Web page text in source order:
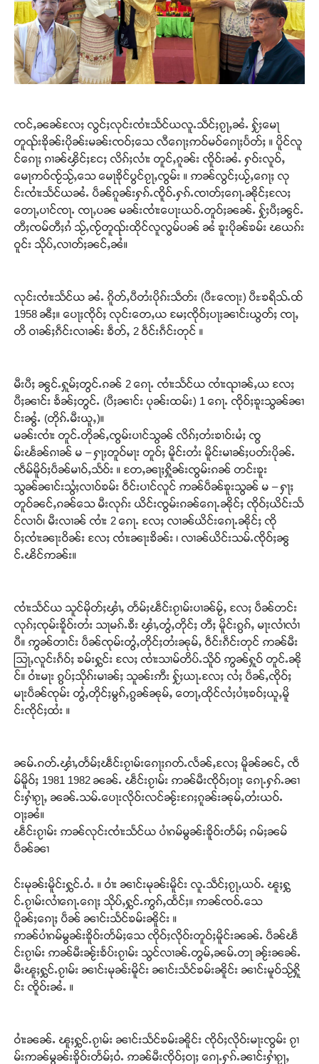
ၸင်ႇၼၼ်လႄႈ လွင်ႈလုင်းၸၢႆးသႅင်ယလူႉသဵင်ႈၵႂႃႇၼႆႉ ႁႂ်ႈမေႃ
တူၺ်းၶိုၼ်းပိုၼ်းမၼ်းၸဝ်ႈသေ လီၵေႃႈဢဝ်မဝ်ၵေႃႈပႅတ်ႈ ။ ပိူင်လူ
င်ၵေႃႈ ၵၢၼ်ၾိင်ႈငႄႈ လိၵ်ႈလၢႆး တူင်ႇၵူၼ်း ၸိူဝ်းၼႆႉ ႁဝ်းလူဝ်ႇ
မေႃဢဝ်ၸႂ်သႂ်ႇသေ မေႃၶိုင်ပွင်ၵႂႃႇၸွမ်း ။ ဢၼ်လွင်ႈယႂ်ႇၵေႃႈ လု
င်းၸၢႆးသႅင်ယၼႆႉ ပဵၼ်ၵူၼ်းႁၵ်ႉၸိူဝ်ႉႁၵ်ႉၸၢတ်ႈၵေႃႉၼိုင်ႈလႄႈ
တေႃႇပၢင်ၸႃႉ ၸႃႇပၼ မၼ်းၸၢႆးပေႃးယဝ်ႉတူဝ်ႈၼၼ်ႉ ႁႂ်ႈပီႈၼွင်ႉ
တီႈၸမ်တီႈၵႆ သႂ်ႇၸႂ်တူၺ်းထိုင်လူလွမ်ပၼ် ၼႆ ၶူးပိုၼ်ၶမ်း ၽယၵ်း
ဝူင်း သိုပ်ႇလၢတ်ႈၼင်ႇၼႆ။
လုင်းၸၢႆးသႅင်ယ ၼႆႉ ၵိူတ်ႇပီတႆးပိုၵ်းသဵတ်း (ပီႊၸေႃး) ပီႊၶရိသ်ႉထ်
1958 ၼီႈ။ ပေႃႈၸိုဝ်ႈ လုင်းတေႇယ မႄႈၸိုဝ်ႈပႃႈၼၢင်းယွတ်ႈ ၸႃႇ
တိ ဝၢၼ်ႈၵဵင်းလၢၼ်း ၶဵတ်ႇ 2 ဝဵင်းၵဵင်းတုင် ။
မီးပီႈ ၼွင်ႉႁူမ်ႈတွင်ႉၵၼ် 2 ၵေႃႉ ၸၢႆးသႅင်ယ ၸၢႆးၺၢၼ်ႇယ လႄႈ
ပီႈၼၢင်း ၶႅၼ်ႈတွင်ႉ (ပီႈၼၢင်း ပုၼ်းထမ်း) 1 ၵေႃႉ ၸိုဝ်ႈၶူးသွၼ်ၼၢ
င်းၼွႆႉ (တိုၵ်ႉမီးယူႇ)။
မၼ်းၸၢႆး တူင်ႉတိုၼ်ႇၸွမ်းပၢင်သွၼ် လိၵ်ႈတႆးၶၢဝ်းမႆႈ ၸွ
မ်းၽႅၼ်ၵၢၼ် မ – ႁႃႈတူဝ်မႃး တူဝ်ႈ မိူင်းတႆး မိူင်းမၢၼ်ႈပတ်းပိုၼ်ႉ
ၸဵမ်မိူဝ်ႈပဵၼ်မၢဝ်ႇသႅဝ်း ။ တႄႇၼႃႈႁိူၼ်းၸွမ်းၵၼ် တင်းၶူး
သွၼ်ၼၢင်းသွႆႈလၢဝ်ၶမ်း ဝဵင်းပၢင်လူင် ဢၼ်ပဵၼ်ၶူးသွၼ် မ – ႁႃႈ
တူဝ်ၼင်ႇၵၼ်သေ မီးလုၵ်း ယိင်းၸွမ်းၵၼ်ၵေႃႉၼိုင်ႈ ၸိုဝ်ႈယိင်းသႅ
င်လၢဝ်၊ မီးလၢၼ် ၸၢႆး 2 ၵေႃႉ လႄႈ လၢၼ်ယိင်းၵေႃႉၼိုင်ႈ ၸို
ဝ်ႈၸၢႆးၼႃးဝိၼ်း လႄႈ ၸၢႆးၼႃးၶိၼ်း ၊ လၢၼ်ယိင်းသမ်ႉၸိုဝ်ႈၼွ
င်ႉၽိင်ဢၼ်း။
ၸၢႆးသႅင်ယ သူင်မိုတ်ႈၾၢႆႇ တႅမ်ႈၽဵင်းၵႂၢမ်းပၢၼ်မႂ်ႇ လႄႈ ပဵၼ်တင်း
လုၵ်ႈၸုမ်းၶိူဝ်းတႆး သႃမၵ်ႉၶီး ၾၢႆႇတွႆႇတိုင်ႈ တီႈ မိူင်းၵွၵ်ႇ မႃးလၢႆလၢႆ
ပီ။ ဢွၼ်တၢင်း ပဵၼ်ၸုမ်းတွႆႇတိုင်ႈတႆးၼုမ်ႇ ဝဵင်းၵဵင်းတုင် ဢၼ်မီး
သြႃႇလူင်းၵႅဝ်ႈ ၶမ်းႁွင်း လႄႈ ၸၢႆးသၢမ်တိပ်ႉသိူဝ် ဢွၼ်ႁူဝ် တူင်ႉၼို
င်။ ဝၢႆးမႃး ၵွပ်ႈသိုၵ်းမၢၼ်ႈ သူၼ်းဢီး ႁႂ်ႈယႃႉလႄႈ လႆႈ ပဵၼ်ႇၸိုဝ်ႈ
မႃးပဵၼ်ၸုမ်း တွႆႇတိုင်ႈမွၵ်ႇၵွၼ်ၼုမ်ႇ တေႃႇထိုင်လႆႈပၢႆႈၶဝ်ႈယူႇမိူ
င်းၸိုင်ႈထႆး ။
ၼမ်ႉၵတ်ႉၾၢႆႇတႅမ်ႈၽဵင်းၵႂၢမ်းၵေႃႈၵတ်ႉလႅၼ်ႇလႄႈ မိူၼ်ၼင်ႇ ၸဵ
မ်မိူဝ်ႈ 1981 1982 ၼၼ်ႉ ၽဵင်းၵႂၢမ်း ဢၼ်မီးၸိုဝ်ႈဝႃႈ ၵေႃႉႁၵ်ႉၼၢ
င်းႁၢႆၵႂႃႇ ၼၼ်ႉသမ်ႉပေႃးလိုဝ်းလင်ၼႂ်းၵႄႈၵူၼ်းၼုမ်ႇတႆးယဝ်ႉ
ဝႃႈၼႆ။
ၽဵင်းၵႂၢမ်း ဢၼ်လုင်းၸၢႆးသႅင်ယ ပၢႆၵမ်မွၼ်းၶိူဝ်းတႅမ်ႈ ၵမ်ႈၼမ်
ပဵၼ်ၼၢ
င်းမုၼ်းမိူင်းႁွင်ႉဝႆႉ ။ ဝၢႆး ၼၢင်းမုၼ်းမိူင်း လူႉသဵင်ႈၵႂႃႇယဝ်ႉ ၽူႈႁွ
င်ႉၵႂၢမ်းလၢႆၵေႃႉၵေႃႈ သိုပ်ႇႁွင်ႉဢွၵ်ႇထႅင်ႈ။ ဢၼ်ၸဝ်ႉသေ
ပိူၼ်ႈၵေႃႈ ပဵၼ် ၼၢင်းသႅင်ၶမ်းၼိူင်း ။
ဢၼ်ပၢႆၵမ်မွၼ်းၶိူဝ်းတႅမ်ႈသေ ၸိုဝ်ႈလိုဝ်းတူဝ်ႈမိူင်းၼၼ်ႉ ပဵၼ်ၽဵ
င်းၵႂၢမ်း ဢၼ်မီးၼႂ်းၶႅပ်းၵႂၢမ်း သွင်လၢၼ်ႉတွမ်ႇၼမ်ႉတႃ ၼႂ်းၼၼ်ႉ
မီးၽူႈႁွင်ႉၵႂၢမ်း ၼၢင်းမုၼ်းမိူင်း ၼၢင်းသႅင်ၶမ်းၼိူင်း ၼၢင်းမူဝ်သႂ်ႁိူ
င်း ၸိူဝ်းၼႆႉ ။
ဝၢႆးၼၼ်ႉ ၽူႈႁွင်ႉၵႂၢမ်း ၼၢင်းသႅင်ၶမ်းၼိူင်း ၸိုဝ်ႈလိုဝ်းမႃးၸွမ်း ၵႂၢ
မ်းဢၼ်မွၼ်းၶိူဝ်းတႅမ်ႈဝႆႉ ဢၼ်မီးၸိုဝ်ႈဝႃႈ ၵေႃႉႁၵ်ႉၼၢင်းႁၢႆၵႂႃႇ